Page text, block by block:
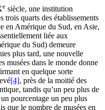
e siècle, une institution
trois quarts des établissements
en Amérique du Sud, en Asie,
liée aux
du Sud) demeure
plus tard, une nouvelle
musées dans le monde donne
en quelque sorte
[4], près de la moitié des
tandis qu’un peu plus de
pourcentage un peu plus
que le nombre de musées en